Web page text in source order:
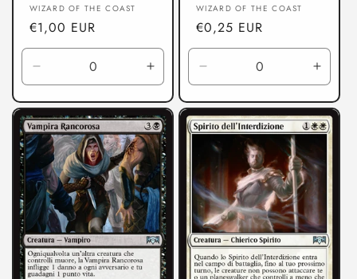
Produttore:
WIZARD OF THE COAST
Prezzo
di
listino
€1,00 EUR
Diminuisci
quantità
per
Fedeltà
di
Ravnica
Aumenta
quantità
per
Fedeltà
di
Ravnica
Produttore:
WIZARD OF THE COAST
Prezzo
di
listino
€0,25 EUR
Diminuisci
quantità
per
Fedeltà
Ravnica
per
di